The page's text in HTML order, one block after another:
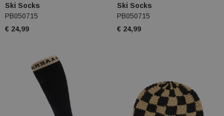
Ski Socks
PB050715
€ 24,99
Ski Socks
PB050715
€ 24,99